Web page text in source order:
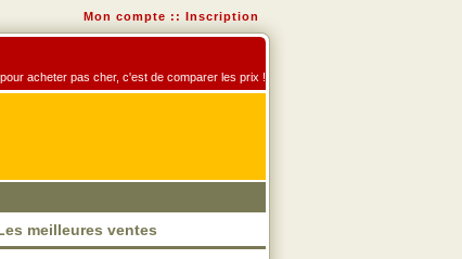
Mon compte :: Inscription
acheter pas cher, c'est de comparer les prix !
meilleures ventes